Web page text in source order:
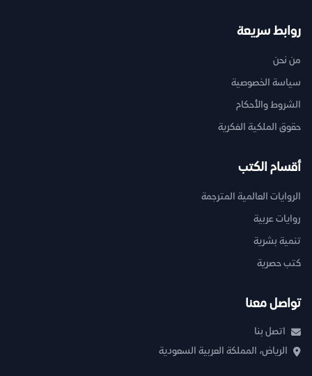
روابط سريعة
من نحن
سياسة الخصوصية
الشروط والأحكام
حقوق الملكية الفكرية
أقسام الكتب
الروايات العالمية المترجمة
روايات عربية
تنمية بشرية
كتب حصرية
تواصل معنا
اتصل بنا
الرياض، المملكة العربية السعودية